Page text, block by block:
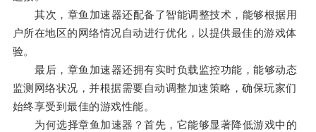
其次，章鱼加速器还配备了智能调整技术，能够根据用
户所在地区的网络情况自动进行优化，以提供最佳的游戏体
验。
最后，章鱼加速器还拥有实时负载监控功能，能够动态
监测网络状况，并根据需要自动调整加速策略，确保玩家们
始终享受到最佳的游戏性能。
为何选择章鱼加速器？首先，它能够显著降低游戏中的